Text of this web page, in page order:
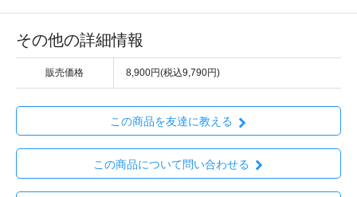
その他の詳細情報
販売価格 8,900円(税込9,790円)
この商品を友達に教える
この商品について問い合わせる